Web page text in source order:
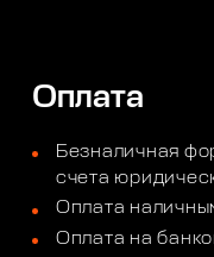
Оплата
Безналичная
счета
Оплата
Оплата на